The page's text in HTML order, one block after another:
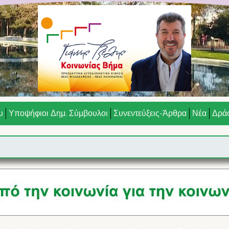
Υποψήφιοι Δημ. Σύμβουλοι Συνεντεύξεις-Άρθρα Νέα